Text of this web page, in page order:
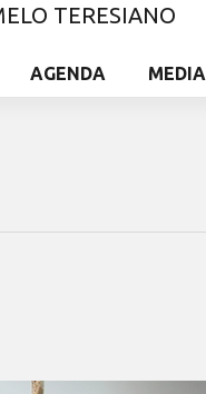
TERESIANO
AGENDA MEDIA